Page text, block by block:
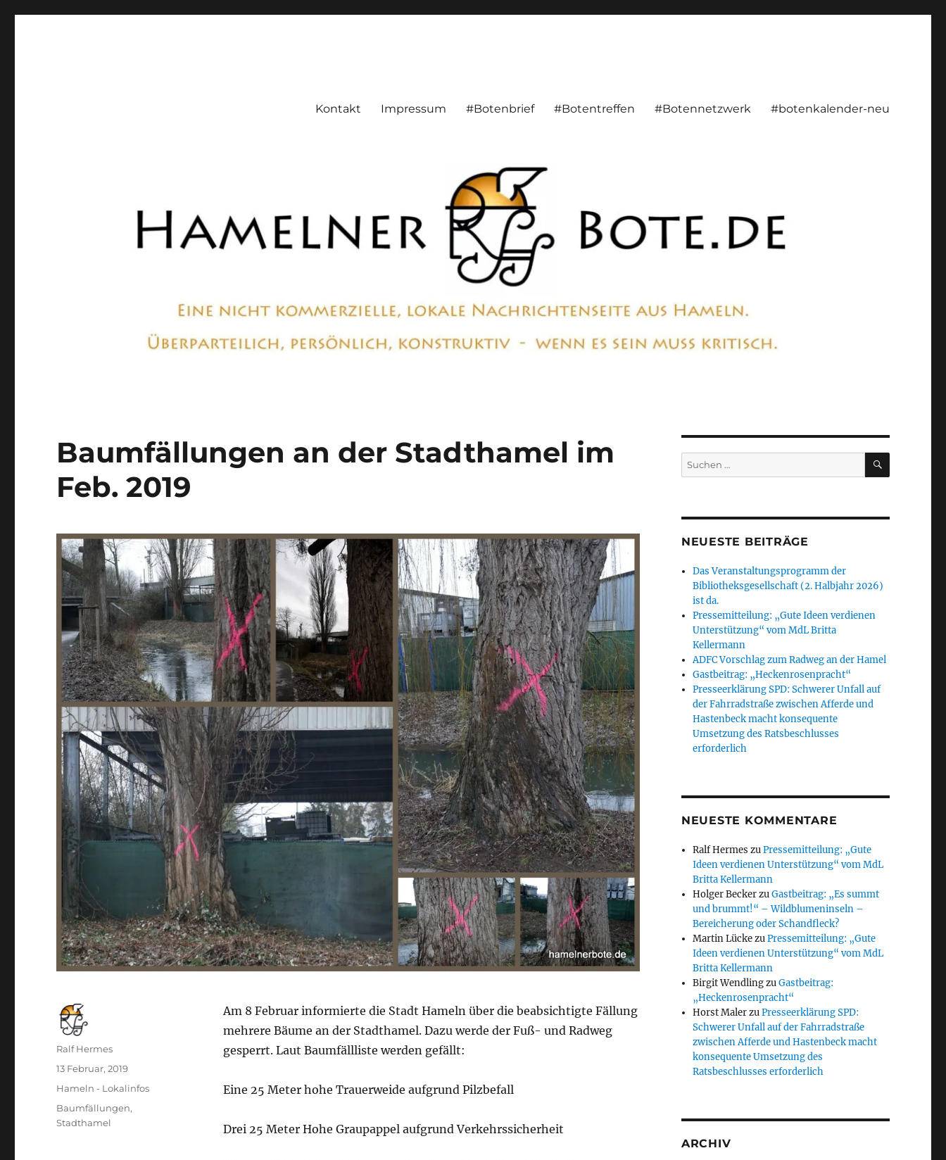
Kontakt Impressum #Botenbrief #Botentreffen #Botennetzwerk #botenkalender-neu
Baumfällungen an der Stadthamel im
Feb. 2019
Am 8 Februar informierte die Stadt Hameln über die beabsichtigte Fällung
mehrere Bäume an der Stadthamel. Dazu werde der Fuß- und Radweg
gesperrt. Laut Baumfällliste werden gefällt:
Eine 25 Meter hohe Trauerweide aufgrund Pilzbefall
Drei 25 Meter Hohe Graupappel aufgrund Verkehrssicherheit
Autor
Ralf Hermes
Veröffentlicht
13 Februar, 2019
Kategorien
Hameln - Lokalinfos
Schlagwörter
Baumfällungen,
Stadthamel
Suchen
nach:
SUCHEN
NEUESTE BEITRÄGE
Das Veranstaltungsprogramm der
Bibliotheksgesellschaft (2. Halbjahr 2026)
ist da.
Pressemitteilung: „Gute Ideen verdienen
Unterstützung“ vom MdL Britta
Kellermann
ADFC Vorschlag zum Radweg an der Hamel
Gastbeitrag: „Heckenrosenpracht“
Presseerklärung SPD: Schwerer Unfall auf
der Fahrradstraße zwischen Afferde und
Hastenbeck macht konsequente
Umsetzung des Ratsbeschlusses
erforderlich
NEUESTE KOMMENTARE
Ralf Hermes zuPressemitteilung: „Gute
Ideen verdienen Unterstützung“ vom MdL
Britta Kellermann
Holger BeckerzuGastbeitrag: „Es summt
und brummt!“ – Wildblumeninseln –
Bereicherung oder Schandfleck?
Martin LückezuPressemitteilung: „Gute
Ideen verdienen Unterstützung“ vom MdL
Britta Kellermann
Birgit WendlingzuGastbeitrag:
„Heckenrosenpracht“
Horst MalerzuPresseerklärung SPD:
Schwerer Unfall auf der Fahrradstraße
zwischen Afferde und Hastenbeck macht
konsequente Umsetzung des
Ratsbeschlusses erforderlich
ARCHIV